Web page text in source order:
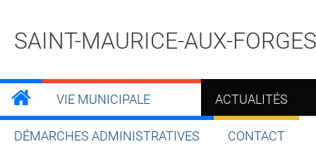
SAINT-MAURICE-AUX-FORGES
VIE MUNICIPALE ACTUALITÉS
DÉMARCHES ADMINISTRATIVES CONTACT